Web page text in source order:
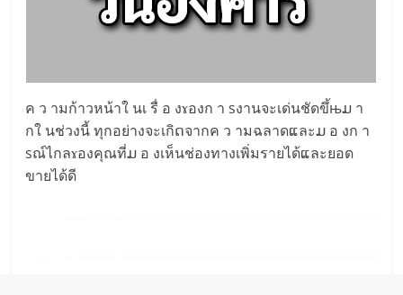
ค ว ามก้าวหน้าใ นเ รื่ อ งɤองก า sงานจะเด่นชัดขึ้њມ า
กใ นช่วงนี้ ทุกอย่างจะเกิດจากค ว ามฉลาดແละມ อ งก า
sณ์ไกลɤองคุณที่ມ อ งเห็นช่องทางเพิ่มรายได้ແละยอด
ขายได้ดี